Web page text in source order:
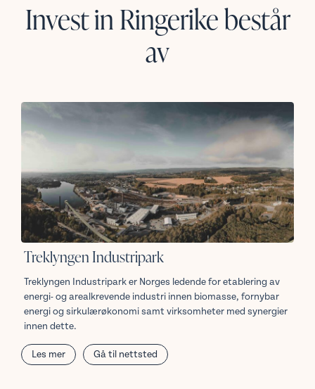
Invest in Ringerike består
av
Treklyngen Industripark
Treklyngen Industripark er Norges ledende for etablering av
energi- og arealkrevende industri innen biomasse, fornybar
energi og sirkulærøkonomi samt virksomheter med synergier
innen dette.
Les mer Gå til nettsted